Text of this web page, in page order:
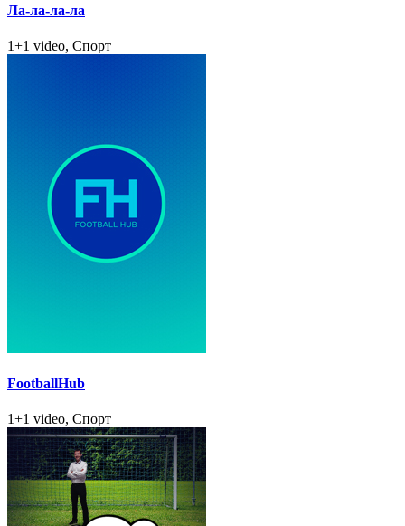
Ла-ла-ла-ла
1+1 video, Спорт
FootballHub
1+1 video, Спорт